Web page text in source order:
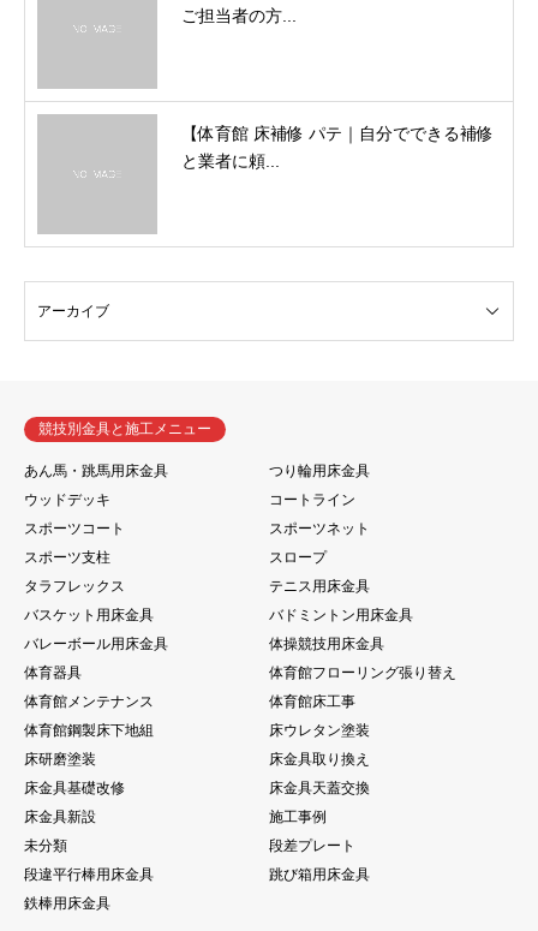
ご担当者の方...
【体育館 床補修 パテ｜自分でできる補修
と業者に頼...
競技別金具と施工メニュー
あん馬・跳馬用床金具
つり輪用床金具
ウッドデッキ
コートライン
スポーツコート
スポーツネット
スポーツ支柱
スロープ
タラフレックス
テニス用床金具
バスケット用床金具
バドミントン用床金具
バレーボール用床金具
体操競技用床金具
体育器具
体育館フローリング張り替え
体育館メンテナンス
体育館床工事
体育館鋼製床下地組
床ウレタン塗装
床研磨塗装
床金具取り換え
床金具基礎改修
床金具天蓋交換
床金具新設
施工事例
未分類
段差プレート
段違平行棒用床金具
跳び箱用床金具
鉄棒用床金具